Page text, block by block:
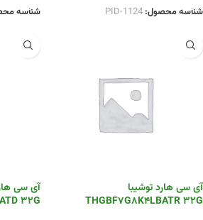
شناسه محصول: PID-1124 شناسه
آی سی هارد توشیبا
THGBF7G8K4LBATR 32G
آی سی
32G